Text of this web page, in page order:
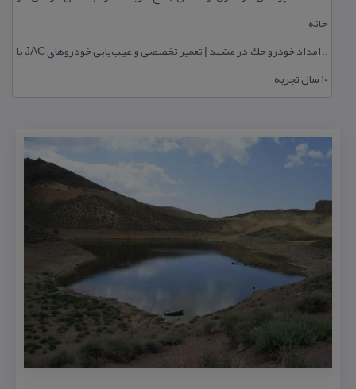
خانه
::
امداد خودرو جك در مشهد | تعمیر تخصصی و عیب‌یابی خودروهای JAC با
۱۰ سال تجربه